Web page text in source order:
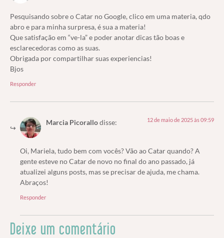
Pesquisando sobre o Catar no Google, clico em uma materia, qdo
abro e para minha surpresa, é sua a materia!
Que satisfação em “ve-la” e poder anotar dicas tão boas e
esclarecedoras como as suas.
Obrigada por compartilhar suas experiencias!
Bjos
Responder
Marcia Picorallodisse: 12 de maio de 2025 às 09:59
Oi, Mariela, tudo bem com vocês? Vão ao Catar quando? A
gente esteve no Catar de novo no final do ano passado, já
atualizei alguns posts, mas se precisar de ajuda, me chama.
Abraços!
Responder
Deixe um comentário